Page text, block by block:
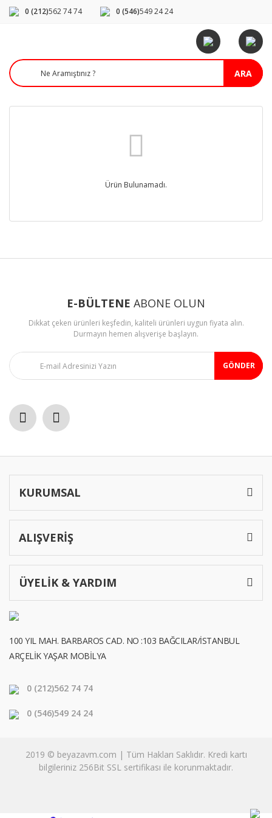
0 (212)562 74 74 0 (546)549 24 24
ARA
Ürün Bulunamadı.
E-BÜLTENE ABONE OLUN
Dikkat çeken ürünleri keşfedin, kaliteli ürünleri uygun fiyata alın.
Durmayın hemen alışverişe başlayın.
GÖNDER
KURUMSAL
ALIŞVERİŞ
ÜYELİK & YARDIM
100 YIL MAH. BARBAROS CAD. NO :103 BAĞCILAR/İSTANBUL
ARÇELİK YAŞAR MOBİLYA
0 (212)562 74 74
0 (546)549 24 24
2019 © beyazavm.com | Tüm Hakları Saklıdır. Kredi kartı
bilgileriniz 256Bit SSL sertifikası ile korunmaktadır.